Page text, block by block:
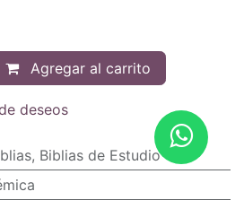
Agregar al carrito
deseos
, Biblias de Estudio